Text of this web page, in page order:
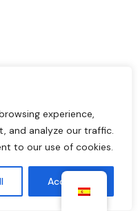
experience,
and analyze our traffic.
to our use of cookies.
Accept All